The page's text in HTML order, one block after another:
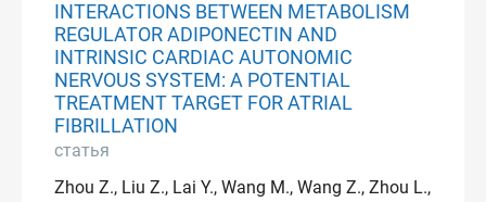
INTERACTIONS BETWEEN METABOLISM
REGULATOR ADIPONECTIN AND
INTRINSIC CARDIAC AUTONOMIC
NERVOUS SYSTEM: A POTENTIAL
TREATMENT TARGET FOR ATRIAL
FIBRILLATION
статья
Zhou Z., Liu Z., Lai Y., Wang M., Wang Z., Zhou L.,